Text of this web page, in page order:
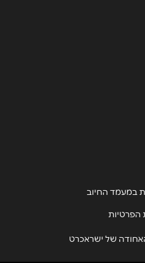
במעמד החיוב
הפרטיות
של ישראכרט